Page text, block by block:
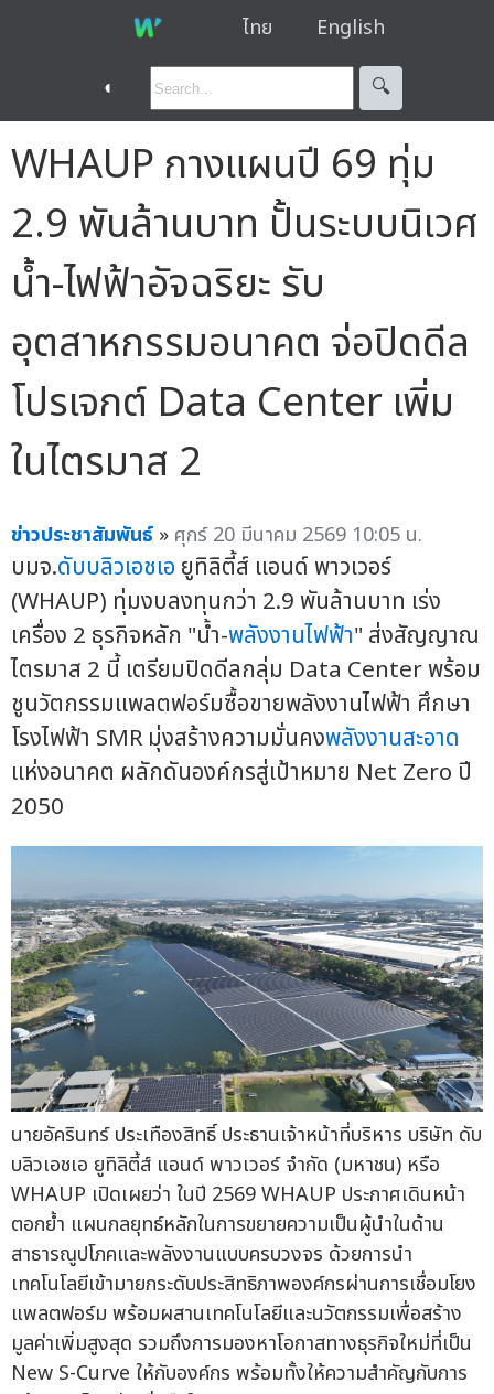
ไทย English
◐ 🔍︎
WHAUP กางแผนปี 69 ทุ่ม
2.9 พันล้านบาท ปั้นระบบนิเวศ
น้ำ-ไฟฟ้าอัจฉริยะ รับ
อุตสาหกรรมอนาคต จ่อปิดดีล
โปรเจกต์ Data Center เพิ่ม
ในไตรมาส 2
ข่าวประชาสัมพันธ์ » ศุกร์ 20 มีนาคม 2569 10:05 น.
บมจ.ดับบลิวเอชเอ ยูทิลิตี้ส์ แอนด์ พาวเวอร์
(WHAUP) ทุ่มงบลงทุนกว่า 2.9 พันล้านบาท เร่ง
เครื่อง 2 ธุรกิจหลัก "น้ำ-พลังงานไฟฟ้า" ส่งสัญญาณ
ไตรมาส 2 นี้ เตรียมปิดดีลกลุ่ม Data Center พร้อม
ชูนวัตกรรมแพลตฟอร์มซื้อขายพลังงานไฟฟ้า ศึกษา
โรงไฟฟ้า SMR มุ่งสร้างความมั่นคงพลังงานสะอาด
แห่งอนาคต ผลักดันองค์กรสู่เป้าหมาย Net Zero ปี
2050
นายอัครินทร์ ประเทืองสิทธิ์ ประธานเจ้าหน้าที่บริหาร บริษัท ดับ
บลิวเอชเอ ยูทิลิตี้ส์ แอนด์ พาวเวอร์ จำกัด (มหาชน) หรือ
WHAUP เปิดเผยว่า ในปี 2569 WHAUP ประกาศเดินหน้า
ตอกย้ำ แผนกลยุทธ์หลักในการขยายความเป็นผู้นำในด้าน
สาธารณูปโภคและพลังงานแบบครบวงจร ด้วยการนำ
เทคโนโลยีเข้ามายกระดับประสิทธิภาพองค์กรผ่านการเชื่อมโยง
แพลตฟอร์ม พร้อมผสานเทคโนโลยีและนวัตกรรมเพื่อสร้าง
มูลค่าเพิ่มสูงสุด รวมถึงการมองหาโอกาสทางธุรกิจใหม่ที่เป็น
New S-Curve ให้กับองค์กร พร้อมทั้งให้ความสำคัญกับการ